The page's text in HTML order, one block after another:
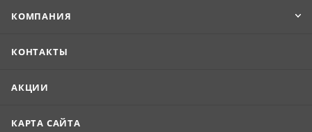
КОМПАНИЯ
КОНТАКТЫ
АКЦИИ
КАРТА САЙТА